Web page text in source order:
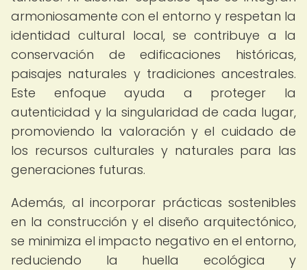
armoniosamente con el entorno y respetan la
identidad cultural local, se contribuye a la
conservación de edificaciones históricas,
paisajes naturales y tradiciones ancestrales.
Este enfoque ayuda a proteger la
autenticidad y la singularidad de cada lugar,
promoviendo la valoración y el cuidado de
los recursos culturales y naturales para las
generaciones futuras.
Además, al incorporar prácticas sostenibles
en la construcción y el diseño arquitectónico,
se minimiza el impacto negativo en el entorno,
reduciendo la huella ecológica y